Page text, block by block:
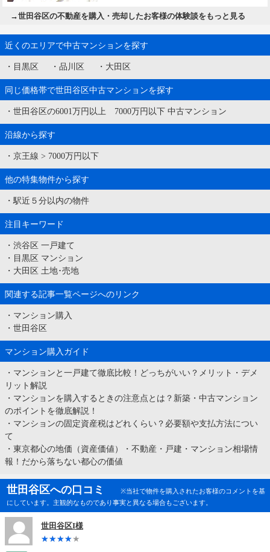
→世田谷区の不動産を購入・売却したお客様の体験談をもっと見る
近くのエリアで中古マンションを探す
・ 目黒区 ・ 品川区 ・ 大田区
同じ価格帯で世田谷区中古マンションを探す
・ 世田谷区の6001万円以上 7000万円以下 中古マンション
沿線から探す
・ 京王線 > 7000万円以下
他の特集物件から探す
・ 駅近５分以内の物件
注目キーワード
・ 渋谷区 一戸建て
・ 目黒区 マンション
・ 大田区 土地･売地
関連する記事一覧ページへのリンク
・ マンション購入
・ 世田谷区
マンション購入ガイド
・ マンションと一戸建て徹底比較！どっちがいい？メリット・デメ
リット解説
・ マンションを購入するときの注意点とは？新築・中古マンション
のポイントを徹底解説！
・ マンションの固定資産税はどれくらい？必要額や支払方法につい
て
・ 東京都心の地価（資産価値）・不動産・戸建・マンション相場情
報！だから落ちない都心の価値
世田谷区への口コミ
※当社で物件を購入されたお客様のコメントを基
にしています。主観的なものであり事実と異なる場合もございます。
世田谷区I様